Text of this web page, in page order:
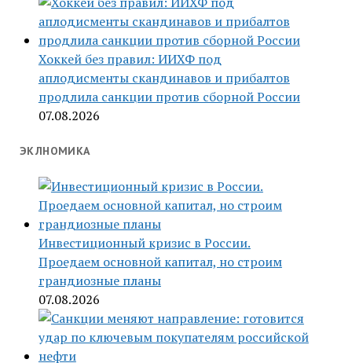
Хоккей без правил: ИИХФ под
аплодисменты скандинавов и прибалтов
продлила санкции против сборной России
07.08.2026
ЭКЛНОМИКА
Инвестиционный кризис в России.
Проедаем основной капитал, но строим
грандиозные планы
07.08.2026